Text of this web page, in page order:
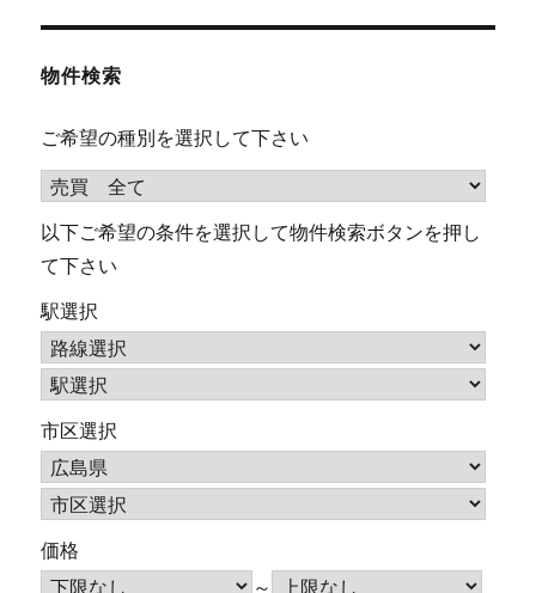
物件検索
ご希望の種別を選択して下さい
以下ご希望の条件を選択して物件検索ボタンを押し
て下さい
駅選択
市区選択
価格
～